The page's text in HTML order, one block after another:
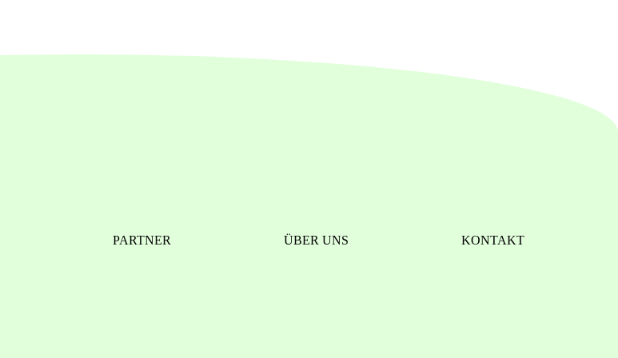
PARTNER ÜBER UNS KONTAKT